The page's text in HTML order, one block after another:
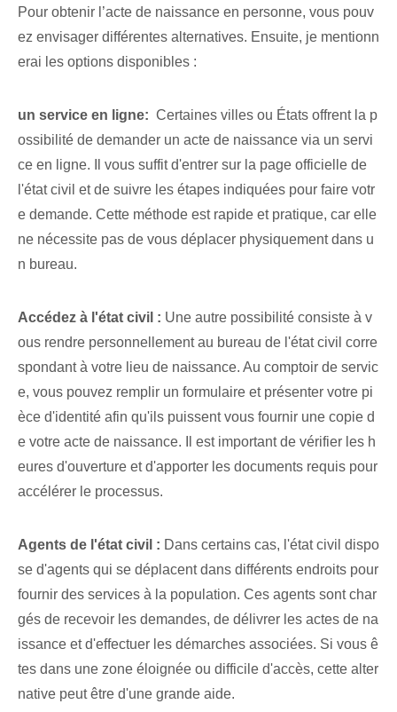
Pour obtenir l’acte de naissance en personne, vous pouv
ez envisager différentes alternatives. Ensuite, je mentionn
erai les options disponibles :
un service en ligne: ⁢ Certaines villes ou États offrent la p
ossibilité de demander un acte de naissance via un servi
ce en ligne. Il vous suffit d'entrer sur la page officielle de
l'état civil et de suivre les étapes indiquées pour faire votr
e demande. Cette méthode est rapide et pratique, car elle
ne nécessite pas de vous déplacer physiquement dans u
n bureau.
Accédez à l'état civil : Une autre possibilité consiste à v
ous rendre personnellement au bureau de l'état civil corre
spondant à votre lieu de naissance. Au comptoir de servic
e, vous pouvez remplir un formulaire et présenter votre pi
èce d'identité afin qu'ils puissent vous fournir une copie d
e votre acte de naissance. Il est important de vérifier les h
eures d'ouverture et d'apporter les documents requis pour
accélérer le processus.
Agents de l'état civil : Dans certains cas, l'état civil dispo
se d'agents qui se déplacent dans différents endroits pour
fournir des services à la population. Ces agents sont char
gés de recevoir les demandes, de délivrer les actes de na
issance et d'effectuer les démarches associées. Si vous ê
tes dans une zone éloignée ou difficile d'accès, cette alter
native peut être d'une grande aide.